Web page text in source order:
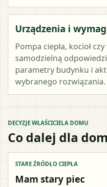
Urządzenia i
Pompa ciepła, kocioł
samodzielną
parametry budynku i
wybranego rozwiązania.
DECYZJE WŁAŚCICIELA DOMU
Co dalej dla
STARE ŹRÓDŁO CIEPŁA
Mam stary piec